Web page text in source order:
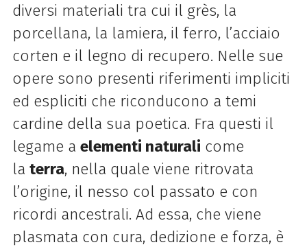
diversi materiali tra cui il grès, la
porcellana, la lamiera, il ferro, l’acciaio
corten e il legno di recupero. Nelle sue
opere sono presenti riferimenti impliciti
ed espliciti che riconducono a temi
cardine della sua poetica. Fra questi il
legame a elementi naturali come
la terra, nella quale viene ritrovata
l’origine, il nesso col passato e con
ricordi ancestrali. Ad essa, che viene
plasmata con cura, dedizione e forza, è